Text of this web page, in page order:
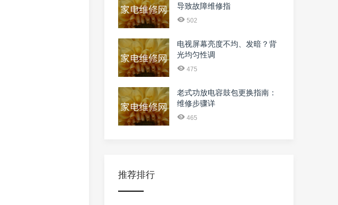
导致故障维修指
502
电视屏幕亮度不均、发暗？背
光均匀性调
475
老式功放电容鼓包更换指南：
维修步骤详
465
推荐排行